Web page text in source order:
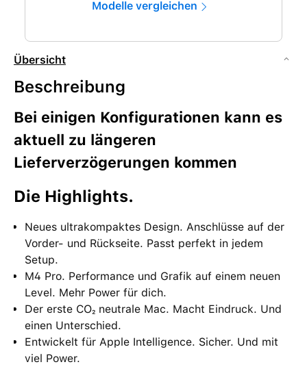
Modelle vergleichen
Übersicht
Beschreibung
Bei einigen Konfigurationen kann es
aktuell zu längeren
Lieferverzögerungen kommen
Die High­lights.
Neues ultrakompaktes Design. Anschlüsse auf der
Vorder- und Rück­seite. Passt perfekt in jedem
Setup.
M4 Pro. Performance und Grafik auf einem neuen
Level. Mehr Power für dich.
Der erste CO₂ neutrale Mac. Macht Eindruck. Und
einen Unter­schied.
Entwickelt für Apple Intelligence. Sicher. Und mit
viel Power.